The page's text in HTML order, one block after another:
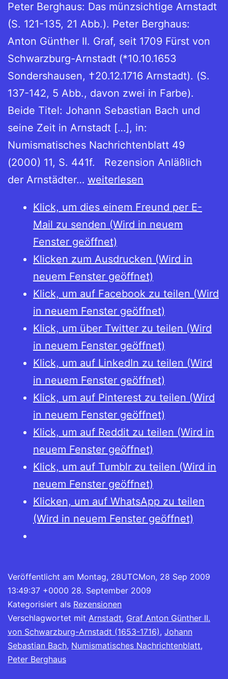
Peter Berghaus: Das münzsichtige Arnstadt
(S. 121-135, 21 Abb.). Peter Berghaus:
Anton Günther II. Graf, seit 1709 Fürst von
Schwarzburg-Arnstadt (*10.10.1653
Sondershausen, †20.12.1716 Arnstadt). (S.
137-142, 5 Abb., davon zwei in Farbe).
Beide Titel: Johann Sebastian Bach und
seine Zeit in Arnstadt […], in:
Numismatisches Nachrichtenblatt 49
(2000) 11, S. 441f. Rezension Anläßlich
der Arnstädter… Peter
Das
münzsichtige
Arnstadt,
und
Peter
Berghaus:
Anton
Günther
II.
Graf,
seit
1709
Fürst
von
Schwarzburg-
Arnstadt
weiterlesen
Klick, um dies einem Freund per E-
Mail zu senden (Wird in neuem
Fenster geöffnet)
Klicken zum Ausdrucken (Wird in
neuem Fenster geöffnet)
Klick, um auf Facebook zu teilen (Wird
in neuem Fenster geöffnet)
Klick, um über Twitter zu teilen (Wird
in neuem Fenster geöffnet)
Klick, um auf LinkedIn zu teilen (Wird
in neuem Fenster geöffnet)
Klick, um auf Pinterest zu teilen (Wird
in neuem Fenster geöffnet)
Klick, um auf Reddit zu teilen (Wird in
neuem Fenster geöffnet)
Klick, um auf Tumblr zu teilen (Wird in
neuem Fenster geöffnet)
Klicken, um auf WhatsApp zu teilen
(Wird in neuem Fenster geöffnet)
Veröffentlicht am Montag, 28UTCMon, 28 Sep 2009
13:49:37 +0000 28. September 2009
Kategorisiert als Rezensionen
Verschlagwortet mit Arnstadt, Graf Anton Günther II.
von Schwarzburg-Arnstadt (1653-1716), Johann
Sebastian Bach, Numismatisches Nachrichtenblatt,
Peter Berghaus